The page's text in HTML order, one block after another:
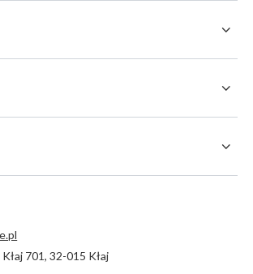
Kłaj 701,32-015 Kłaj